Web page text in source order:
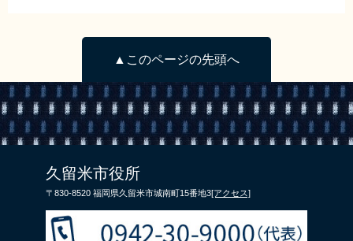
▲このページの先頭へ
久留米市役所
〒830-8520 福岡県久留米市城南町15番地3[アクセス]